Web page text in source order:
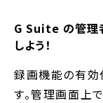
G Suite の管理
しよう！
録画機能の有
す。管理画面上